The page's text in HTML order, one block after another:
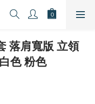
落肩寬版 立領
色 粉色